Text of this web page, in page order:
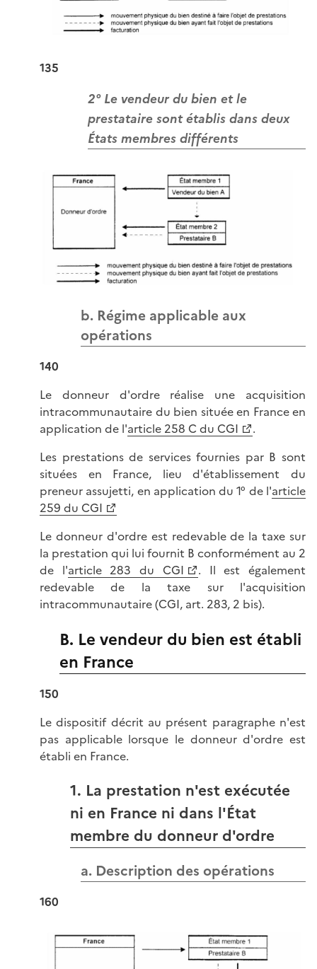
135
2° Le vendeur du bien et le
prestataire sont établis dans deux
États membres différents
b. Régime applicable aux
opérations
140
Le donneur d'ordre réalise une acquisition
intracommunautaire du bien située en France en
application de l'article 258 C du CGI
.
Les prestations de services fournies par B sont
situées en France, lieu d'établissement du
preneur assujetti, en application du 1° de l'article
259 du CGI
Le donneur d'ordre est redevable de la taxe sur
la prestation qui lui fournit B conformément au 2
de l'article 283 du CGI
. Il est également
redevable de la taxe sur l'acquisition
intracommunautaire (CGI, art. 283, 2 bis).
B. Le vendeur du bien est établi
en France
150
Le dispositif décrit au présent paragraphe n'est
pas applicable lorsque le donneur d'ordre est
établi en France.
1. La prestation n'est exécutée
ni en France ni dans l'État
membre du donneur d'ordre
a. Description des opérations
160